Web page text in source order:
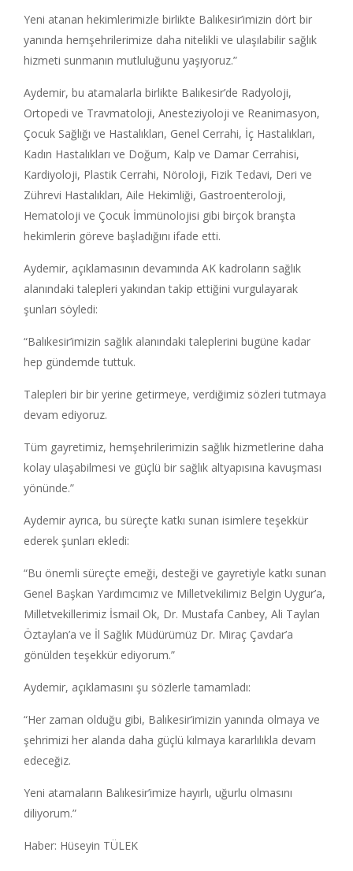
Yeni atanan hekimlerimizle birlikte Balıkesir’imizin dört bir
yanında hemşehrilerimize daha nitelikli ve ulaşılabilir sağlık
hizmeti sunmanın mutluluğunu yaşıyoruz.”
Aydemir, bu atamalarla birlikte Balıkesir’de Radyoloji,
Ortopedi ve Travmatoloji, Anesteziyoloji ve Reanimasyon,
Çocuk Sağlığı ve Hastalıkları, Genel Cerrahi, İç Hastalıkları,
Kadın Hastalıkları ve Doğum, Kalp ve Damar Cerrahisi,
Kardiyoloji, Plastik Cerrahi, Nöroloji, Fizik Tedavi, Deri ve
Zührevi Hastalıkları, Aile Hekimliği, Gastroenteroloji,
Hematoloji ve Çocuk İmmünolojisi gibi birçok branşta
hekimlerin göreve başladığını ifade etti.
Aydemir, açıklamasının devamında AK kadroların sağlık
alanındaki talepleri yakından takip ettiğini vurgulayarak
şunları söyledi:
“Balıkesir’imizin sağlık alanındaki taleplerini bugüne kadar
hep gündemde tuttuk.
Talepleri bir bir yerine getirmeye, verdiğimiz sözleri tutmaya
devam ediyoruz.
Tüm gayretimiz, hemşehrilerimizin sağlık hizmetlerine daha
kolay ulaşabilmesi ve güçlü bir sağlık altyapısına kavuşması
yönünde.”
Aydemir ayrıca, bu süreçte katkı sunan isimlere teşekkür
ederek şunları ekledi:
“Bu önemli süreçte emeği, desteği ve gayretiyle katkı sunan
Genel Başkan Yardımcımız ve Milletvekilimiz Belgin Uygur’a,
Milletvekillerimiz İsmail Ok, Dr. Mustafa Canbey, Ali Taylan
Öztaylan’a ve İl Sağlık Müdürümüz Dr. Miraç Çavdar’a
gönülden teşekkür ediyorum.”
Aydemir, açıklamasını şu sözlerle tamamladı:
“Her zaman olduğu gibi, Balıkesir’imizin yanında olmaya ve
şehrimizi her alanda daha güçlü kılmaya kararlılıkla devam
edeceğiz.
Yeni atamaların Balıkesir’imize hayırlı, uğurlu olmasını
diliyorum.”
Haber: Hüseyin TÜLEK